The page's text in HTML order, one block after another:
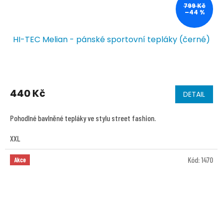
799 Kč
–44 %
HI-TEC Melian - pánské sportovní tepláky (černé)
440 Kč DETAIL
Pohodlné bavlněné tepláky ve stylu street fashion.
XXL
Akce Kód:1470